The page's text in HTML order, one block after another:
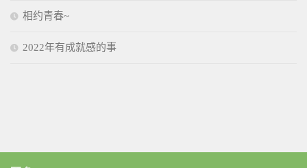
相约青春~
2022年有成就感的事